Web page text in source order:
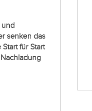
und
senken das
für Start